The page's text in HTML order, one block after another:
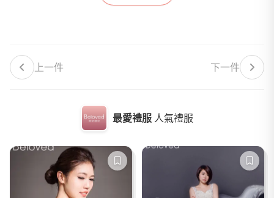
上一件 下一件
最愛禮服 人氣禮服